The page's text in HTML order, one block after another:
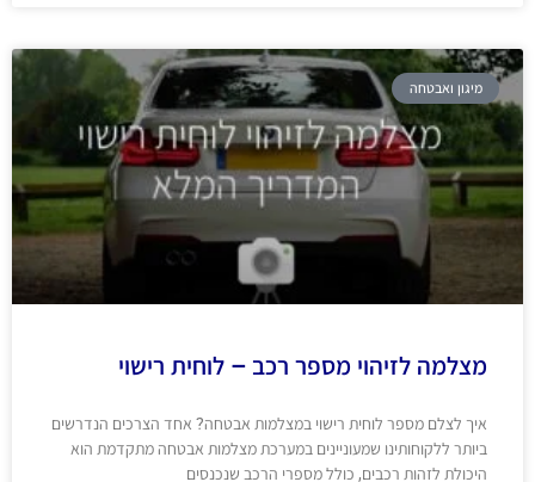
מיגון ואבטחה
מצלמה לזיהוי מספר רכב – לוחית רישוי
איך לצלם מספר לוחית רישוי במצלמות אבטחה? אחד הצרכים הנדרשים
ביותר ללקוחותינו שמעוניינים במערכת מצלמות אבטחה מתקדמת הוא
היכולת לזהות רכבים, כולל מספרי הרכב שנכנסים